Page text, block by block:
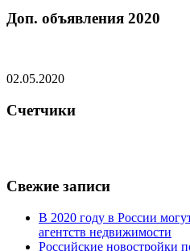
Доп. объявления 2020
02.05.2020
Счетчики
Свежие записи
В 2020 году в России
агентств недвижимости
Российские новостройки